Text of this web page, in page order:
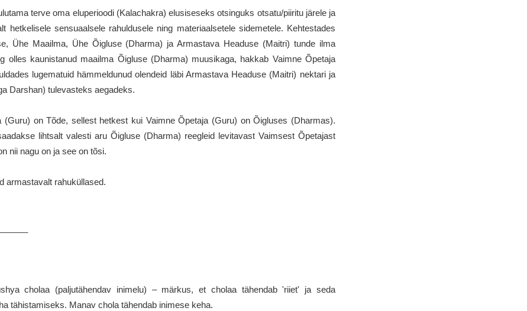
terve oma eluperioodi (Kalachakra) elusiseseks otsinguks otsatu/piiritu järele ja
hetkelisele sensuaalsele rahuldusele ning materiaalsetele sidemetele. Kehtestades
Ühe Maailma, Ühe Õigluse (Dharma) ja Armastava Headuse (Maitri) tunde ilma
olles kaunistanud maailma Õigluse (Dharma) muusikaga, hakkab Vaimne Õpetaja
lugematuid hämmeldunud olendeid läbi Armastava Headuse (Maitri) nektari ja
Darshan) tulevasteks aegadeks.
(Guru) on Tõde, sellest hetkest kui Vaimne Õpetaja (Guru) on Õigluses (Dharmas).
lihtsalt valesti aru Õigluse (Dharma) reegleid levitavast Vaimsest Õpetajast
nii nagu on ja see on tõsi.
armastavalt rahuküllased.
cholaa (paljutähendav inimelu) – märkus, et cholaa tähendab 'riiet' ja seda
tähistamiseks. Manav chola tähendab inimese keha.